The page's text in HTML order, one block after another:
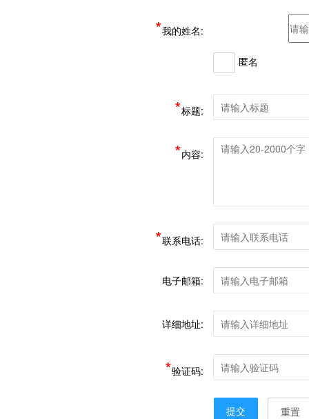
*我的姓名:
匿名
*标题:
*内容:
*联系电话:
电子邮箱:
详细地址:
*验证码:
提交 重置